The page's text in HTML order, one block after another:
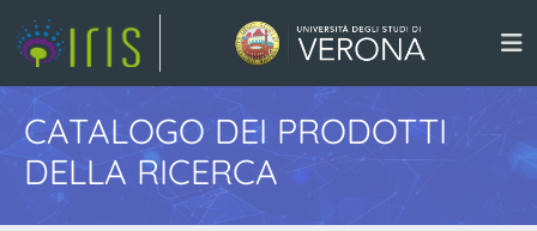
CATALOGO DEI PRODOTTI
DELLA RICERCA